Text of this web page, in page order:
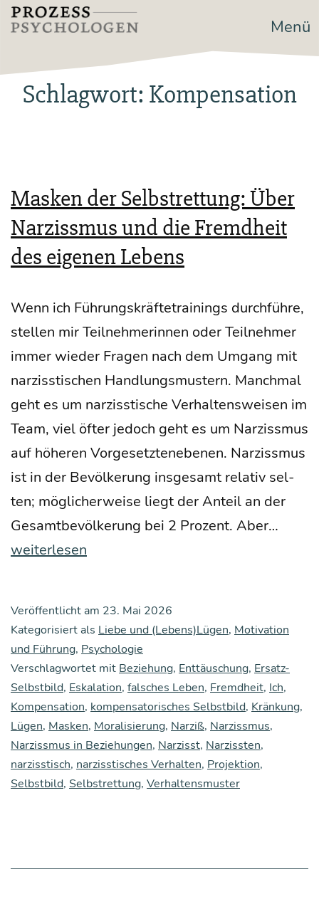
Zum
Inhalt
Prozesspsychologen Menü
Schlagwort: Kompensation
Masken der Selbstrettung: Über
Narzissmus und die Fremdheit
des eigenen Lebens
Wenn ich Füh­rungs­kräf­te­trai­nings durch­füh­re,
stel­len mir Teil­neh­me­rin­nen oder Teil­neh­mer
immer wie­der Fra­gen nach dem Umgang mit
nar­ziss­ti­schen Hand­lungs­mus­tern. Manch­mal
geht es um nar­ziss­ti­sche Ver­hal­tens­wei­sen im
Team, viel öfter jedoch geht es um Nar­ziss­mus
auf höhe­ren Vor­ge­setz­ten­ebe­nen. Nar­ziss­mus
ist in der Bevöl­ke­rung ins­ge­samt rela­tiv sel­
ten; mög­li­cher­wei­se liegt der Anteil an der
Gesamt­be­völ­ke­rung bei 2 Pro­zent. Aber…
Über
Nar­
ziss­
des
weiterlesen
Veröffentlicht am 23. Mai 2026
Kategorisiert als Liebe und (Lebens)Lügen, Motivation
und Führung, Psychologie
Verschlagwortet mit Beziehung, Enttäuschung, Ersatz-
Selbstbild, Eskalation, falsches Leben, Fremdheit, Ich,
Kompensation, kompensatorisches Selbstbild, Kränkung,
Lügen, Masken, Moralisierung, Narziß, Narzissmus,
Narzissmus in Beziehungen, Narzisst, Narzissten,
narzisstisch, narzisstisches Verhalten, Projektion,
Selbstbild, Selbstrettung, Verhaltensmuster